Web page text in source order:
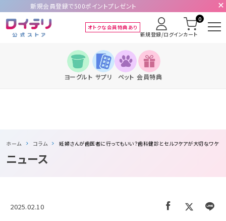
新規会員登録で500ポイントプレゼント
オトクな会員特典あり
新規登録/ログインカート
0
ヨーグルト サプリ ペット 会員特典
ホーム コラム 妊婦さんが歯医者に行ってもいい？歯科健診とセルフケアが大切なワケ
ニュース
2025.02.10